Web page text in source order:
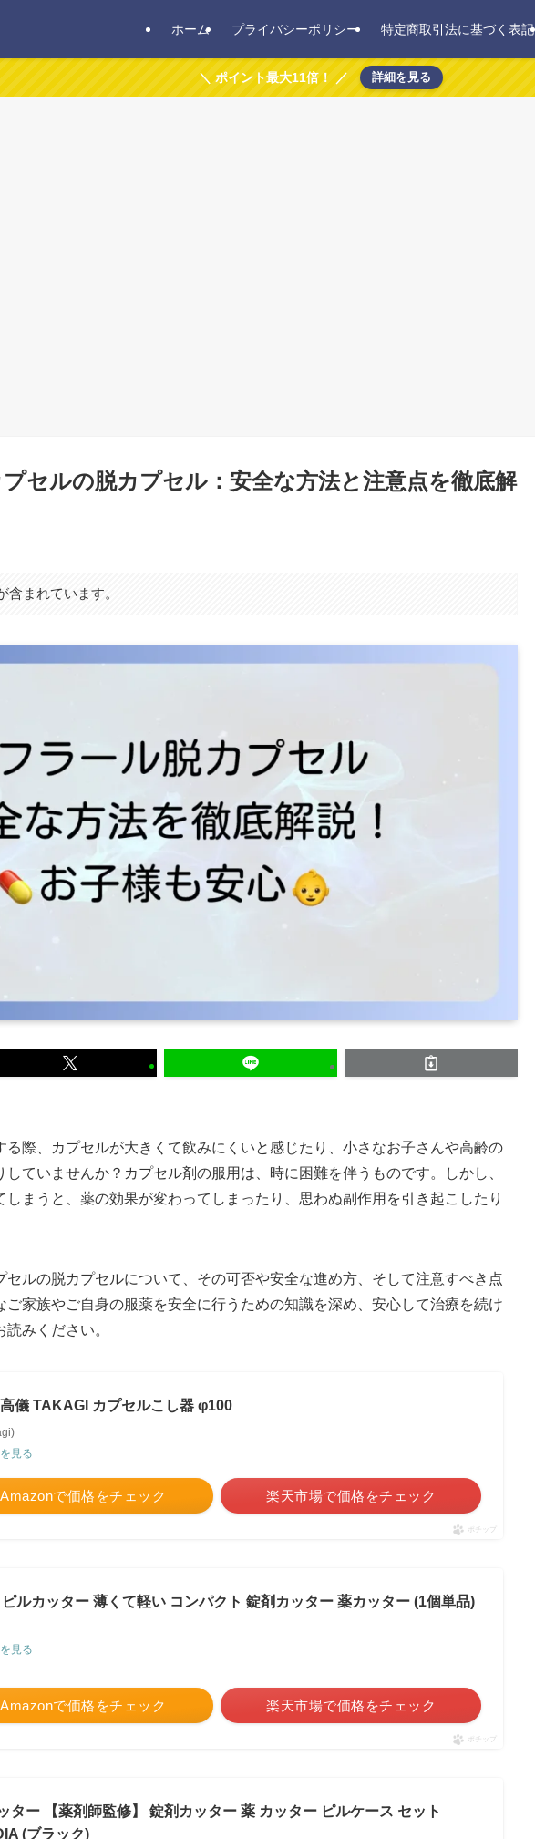
ホーム プライバシーポリシー 特定商取引法に基づく表記
＼ ポイント最大11倍！ ／ 詳細を見る
セルの脱カプセル：安全な方法と注意点を徹底解
含まれています。
る際、カプセルが大きくて飲みにくいと感じたり、小さなお子さんや高齢の
ていませんか？カプセル剤の服用は、時に困難を伴うものです。しかし、
しまうと、薬の効果が変わってしまったり、思わぬ副作用を引き起こしたり
セルの脱カプセルについて、その可否や安全な進め方、そして注意すべき点
ご家族やご自身の服薬を安全に行うための知識を深め、安心して治療を続け
みください。
高儀 TAKAGI カプセルこし器 φ100
見る
Amazonで価格をチェック 楽天市場で価格をチェック
ポチップ
ルカッター 薄くて軽い コンパクト 錠剤カッター 薬カッター (1個単品)
見る
Amazonで価格をチェック 楽天市場で価格をチェック
ポチップ
ター 【薬剤師監修】 錠剤カッター 薬 カッター ピルケース セット
(ブラック)